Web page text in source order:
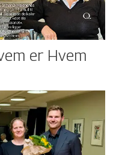
er Hvem